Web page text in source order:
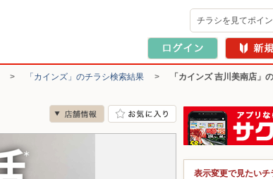
チラシを見てポイ
> 「カインズ」のチラシ検索結果 >
「カインズ 吉川美南店」
表示変更で見たいチ